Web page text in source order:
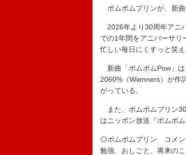
ポムポムプリンが、新曲
2026年より30周年アニ
での1年間をアニバーサリ
忙しい毎日にくすっと笑
新曲「ポムポムPow」は
2060%（Wienners）が作
がっている。
また、ポムポムプリン
はニッポン放送『ポムポ
◎ポムポムプリン コメン
勉強、おしごと、将来の